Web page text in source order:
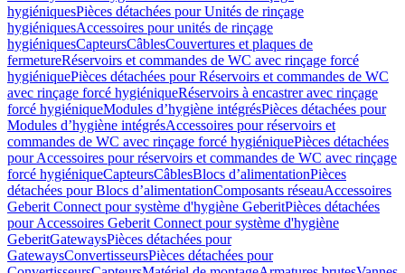
hygiéniquesPièces détachées pour Unités de rinçage
hygiéniquesAccessoires pour unités de rinçage
hygiéniquesCapteursCâblesCouvertures et plaques de
fermetureRéservoirs et commandes de WC avec rinçage forcé
hygiéniquePièces détachées pour Réservoirs et commandes de WC
avec rinçage forcé hygiéniqueRéservoirs à encastrer avec rinçage
forcé hygiéniqueModules d’hygiène intégrésPièces détachées pour
Modules d’hygiène intégrésAccessoires pour réservoirs et
commandes de WC avec rinçage forcé hygiéniquePièces détachées
pour Accessoires pour réservoirs et commandes de WC avec rinçage
forcé hygiéniqueCapteursCâblesBlocs d’alimentationPièces
détachées pour Blocs d’alimentationComposants réseauAccessoires
Geberit Connect pour système d'hygiène GeberitPièces détachées
pour Accessoires Geberit Connect pour système d'hygiène
GeberitGatewaysPièces détachées pour
GatewaysConvertisseursPièces détachées pour